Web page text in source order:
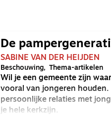
De
SABINE VAN DER HEIJDEN
Beschouwing Thema-artikelen
Wil je een gemeente zijn
vooral van jongeren
persoonlijke relaties met
je hele kerkzijn.